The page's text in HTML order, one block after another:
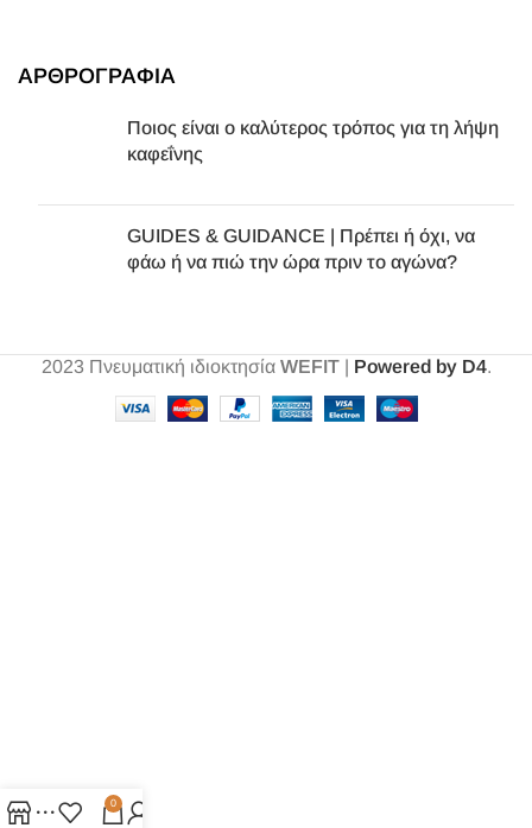
ΑΡΘΡΟΓΡΑΦΙΑ
Ποιος είναι ο καλύτερος τρόπος για τη λήψη
καφεΐνης
GUIDES & GUIDANCE | Πρέπει ή όχι, να
φάω ή να πιώ την ώρα πριν το αγώνα?
2023 Πνευματική ιδιοκτησία WEFIT| Powered by D4.
0